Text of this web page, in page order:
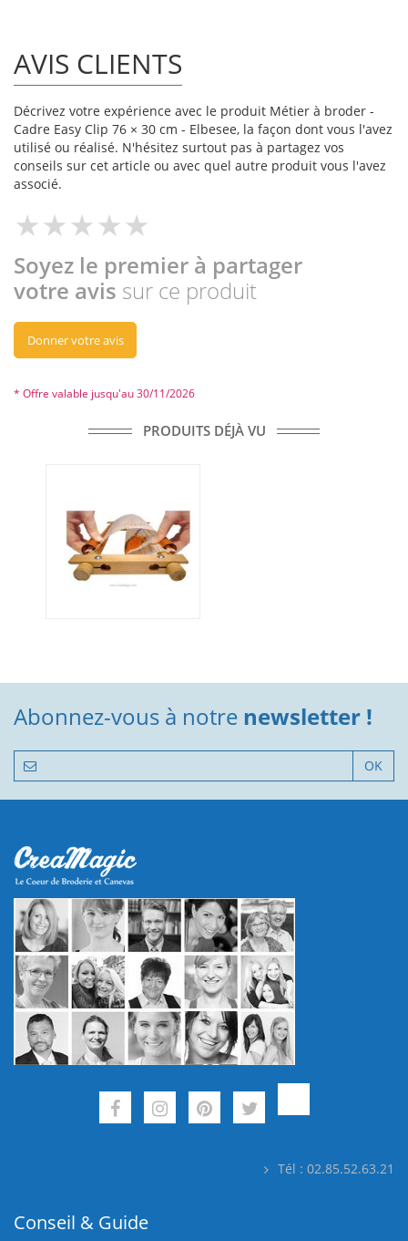
AVIS CLIENTS
Décrivez votre expérience avec le produit Métier à broder -
Cadre Easy Clip 76 × 30 cm - Elbesee, la façon dont vous l'avez
utilisé ou réalisé. N'hésitez surtout pas à partagez vos
conseils sur cet article ou avec quel autre produit vous l'avez
associé.
Soyez le premier à partager
votre avis sur ce produit
Donner votre avis
* Offre valable jusqu'au 30/11/2026
PRODUITS DÉJÀ VU
Abonnez-vous à notre newsletter !
OK
Tél : 02.85.52.63.21
Conseil & Guide